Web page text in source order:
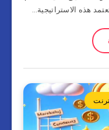
هذه الاستراتيجية…